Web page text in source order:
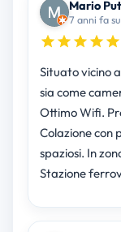
Mario
7 anni fa
Situato vicino
sia come
Ottimo Wifi.
Colazione con
spaziosi. In
Stazione